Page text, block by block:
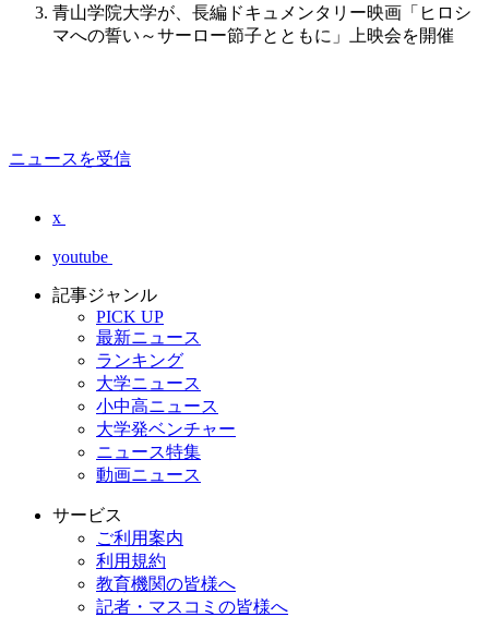
青山学院大学が、長編ドキュメンタリー映画「ヒロシ
マへの誓い～サーロー節子とともに」上映会を開催
ニュースを受信
x
youtube
記事ジャンル
PICK UP
最新ニュース
ランキング
大学ニュース
小中高ニュース
大学発ベンチャー
ニュース特集
動画ニュース
サービス
ご利用案内
利用規約
教育機関の皆様へ
記者・マスコミの皆様へ